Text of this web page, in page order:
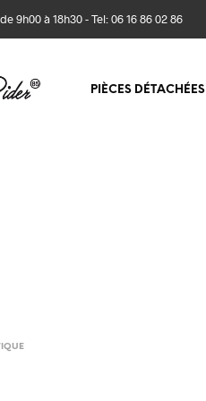
9h00 à 18h30 - Tel: 06 16 86 02 86
PIÈCES DÉTACHÉES